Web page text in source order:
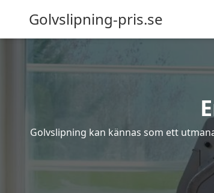
Golvslipning-pris.se
Golvslipning kan kännas som ett